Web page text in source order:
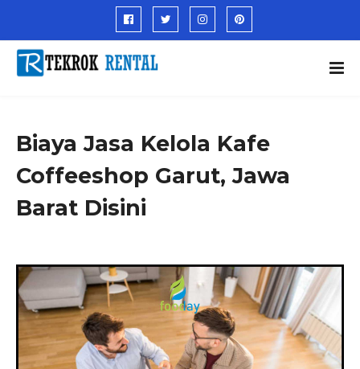
Biaya Jasa Kelola Kafe
Coffeeshop Garut, Jawa
Barat Disini